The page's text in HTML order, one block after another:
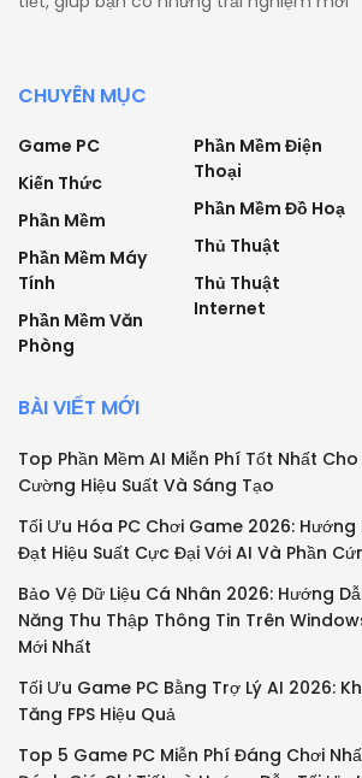
CHUYÊN MỤC
Game PC
Kiến Thức
Phần Mềm
Phần Mềm Máy
Tính
Phần Mềm Văn
Phòng
Phần Mềm Điện
Thoại
Phần Mềm Đồ Hoạ
Thủ Thuật
Thủ Thuật
Internet
BÀI VIẾT MỚI
Top Phần Mềm AI Miễn Phí Tốt Nhất
Cường Hiệu Suất Và Sáng Tạo
Tối Ưu Hóa PC Chơi Game 2026: Hướng
Đạt Hiệu Suất Cực Đại Với AI Và Phần
Bảo Vệ Dữ Liệu Cá Nhân 2026: Hướng
Năng Thu Thập Thông Tin Trên
Mới Nhất
Tối Ưu Game PC Bằng Trợ Lý AI 2026:
Tăng FPS Hiệu Quả
Top 5 Game PC Miễn Phí Đáng Chơi